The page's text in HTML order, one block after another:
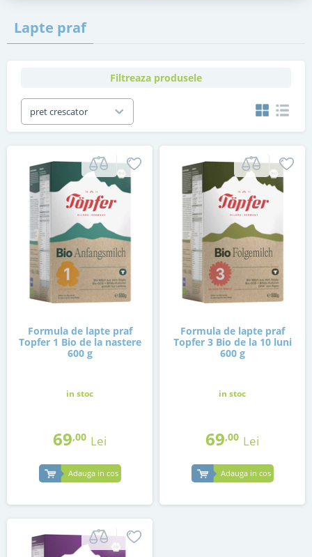
Lapte praf
Filtreaza produsele
pret crescator
Formula de lapte praf
Topfer 1 Bio de la nastere
600 g
in stoc
69,00 Lei
Adauga in cos
Formula de lapte praf
Topfer 3 Bio de la 10 luni
600 g
in stoc
69,00 Lei
Adauga in cos